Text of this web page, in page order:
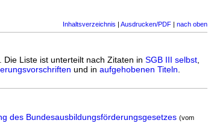
Inhaltsverzeichnis | Ausdrucken/PDF | nach oben
Liste ist unterteilt nach Zitaten in SGB III selbst
und in aufgehobenen Titeln
des Bundesausbildungsförderungsgesetzes (vom